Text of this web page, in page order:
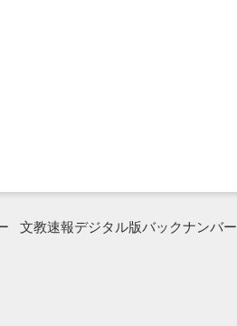
文教速報デジタル版バックナンバー